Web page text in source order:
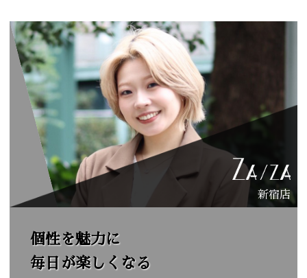
新宿店
個性を魅力に
毎日が楽しくなる